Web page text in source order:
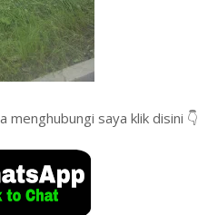
saya klik disini 👇